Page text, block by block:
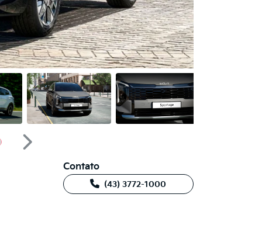
Próximo
Contato
(43) 3772-1000